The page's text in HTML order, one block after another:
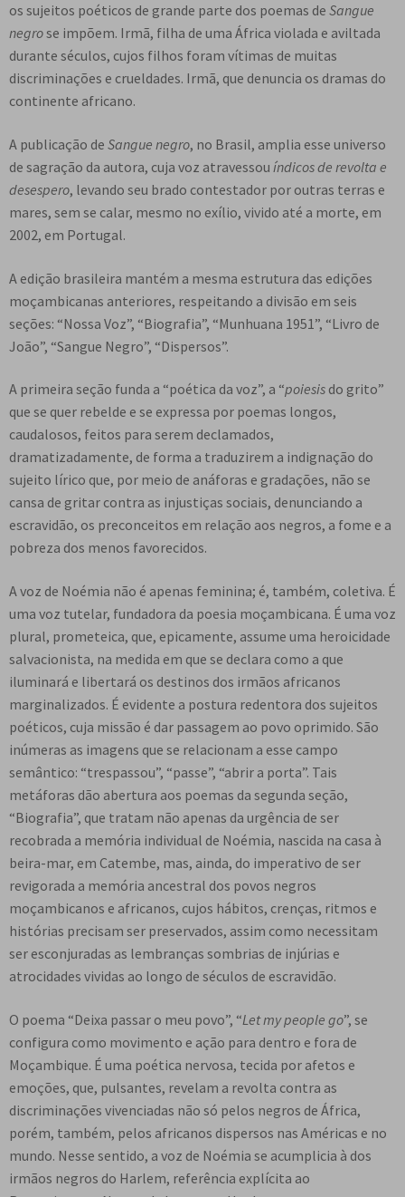
os sujeitos poéticos de grande parte dos poemas de Sangue
negrose impõem. Irmã, filha de uma África violada e aviltada
durante séculos, cujos filhos foram vítimas de muitas
discriminações e crueldades. Irmã, que denuncia os dramas do
continente africano.
A publicação de Sangue negro, no Brasil, amplia esse universo
de sagração da autora, cuja voz atravessou índicos de revolta e
desespero, levando seu brado contestador por outras terras e
mares, sem se calar, mesmo no exílio, vivido até a morte, em
2002, em Portugal.
A edição brasileira mantém a mesma estrutura das edições
moçambicanas anteriores, respeitando a divisão em seis
seções: “Nossa Voz”, “Biografia”, “Munhuana 1951”, “Livro de
João”, “Sangue Negro”, “Dispersos”.
A primeira seção funda a “poética da voz”, a “poiesis do grito”
que se quer rebelde e se expressa por poemas longos,
caudalosos, feitos para serem declamados,
dramatizadamente, de forma a traduzirem a indignação do
sujeito lírico que, por meio de anáforas e gradações, não se
cansa de gritar contra as injustiças sociais, denunciando a
escravidão, os preconceitos em relação aos negros, a fome e a
pobreza dos menos favorecidos.
A voz de Noémia não é apenas feminina; é, também, coletiva. É
uma voz tutelar, fundadora da poesia moçambicana. É uma voz
plural, prometeica, que, epicamente, assume uma heroicidade
salvacionista, na medida em que se declara como a que
iluminará e libertará os destinos dos irmãos africanos
marginalizados. É evidente a postura redentora dos sujeitos
poéticos, cuja missão é dar passagem ao povo oprimido. São
inúmeras as imagens que se relacionam a esse campo
semântico: “trespassou”, “passe”, “abrir a porta”. Tais
metáforas dão abertura aos poemas da segunda seção,
“Biografia”, que tratam não apenas da urgência de ser
recobrada a memória individual de Noémia, nascida na casa à
beira-mar, em Catembe, mas, ainda, do imperativo de ser
revigorada a memória ancestral dos povos negros
moçambicanos e africanos, cujos hábitos, crenças, ritmos e
histórias precisam ser preservados, assim como necessitam
ser esconjuradas as lembranças sombrias de injúrias e
atrocidades vividas ao longo de séculos de escravidão.
O poema “Deixa passar o meu povo”, “Let my people go”, se
configura como movimento e ação para dentro e fora de
Moçambique. É uma poética nervosa, tecida por afetos e
emoções, que, pulsantes, revelam a revolta contra as
discriminações vivenciadas não só pelos negros de África,
porém, também, pelos africanos dispersos nas Américas e no
mundo. Nesse sentido, a voz de Noémia se acumplicia à dos
irmãos negros do Harlem, referência explícita ao